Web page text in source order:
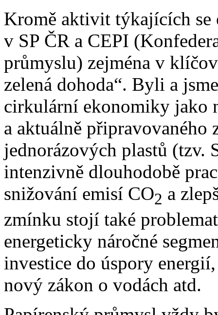
Kromě aktivit týkajících se
v SP ČR a CEPI
průmyslu) zejména v
zelená dohoda“. Byli a
cirkulární ekonomiky jako
a aktuálně
jednorázových plastů (tzv.
intenzivně dlouhodobě
snižování emisí CO2 a
zmínku stojí také
energeticky náročné
investice do úspory
nový zákon o vodách atd.